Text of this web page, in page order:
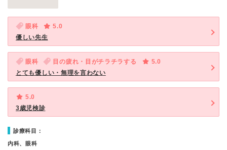
眼科
5.0
優しい先生
眼科 目の疲れ・目がチラチラする
5.0
とても優しい・無理を言わない
5.0
3歳児検診
診療科目：
内科、眼科